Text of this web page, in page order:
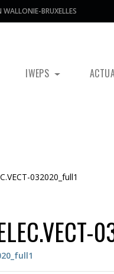
WALLONIE-BRUXELLES
IWEPS
032020_full1